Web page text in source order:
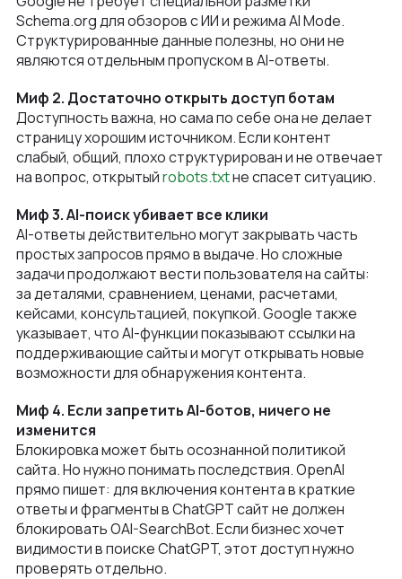
Schema.org для обзоров с ИИ и режима AI Mode.
Структурированные данные полезны, но они не
являются отдельным пропуском в AI-ответы.
Миф 2. Достаточно открыть доступ ботам
Доступность важна, но сама по себе она не делает
страницу хорошим источником. Если контент
слабый, общий, плохо структурирован и не отвечает
на вопрос, открытыйrobots.txtне спасет ситуацию.
Миф 3. AI-поиск убивает все клики
AI-ответы действительно могут закрывать часть
простых запросов прямо в выдаче. Но сложные
задачи продолжают вести пользователя на сайты:
за деталями, сравнением, ценами, расчетами,
кейсами, консультацией, покупкой. Google также
указывает, что AI-функции показывают ссылки на
поддерживающие сайты и могут открывать новые
возможности для обнаружения контента.
Миф 4. Если запретить AI-ботов, ничего не
изменится
Блокировка может быть осознанной политикой
сайта. Но нужно понимать последствия. OpenAI
прямо пишет: для включения контента в краткие
ответы и фрагменты в ChatGPT сайт не должен
блокировать OAI-SearchBot. Если бизнес хочет
видимости в поиске ChatGPT, этот доступ нужно
проверять отдельно.